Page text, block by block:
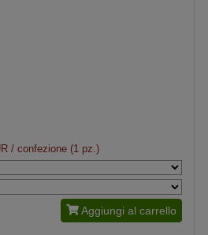
/ confezione (1 pz.)
Aggiungi al carrello